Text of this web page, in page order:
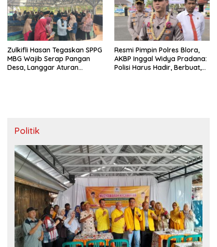
Zulkifli Hasan Tegaskan SPPG
MBG Wajib Serap Pangan
Desa, Langgar Aturan
Resmi Pimpin Polres Blora,
AKBP Inggal Widya Pradana:
Polisi Harus Hadir, Berbuat,
Politik